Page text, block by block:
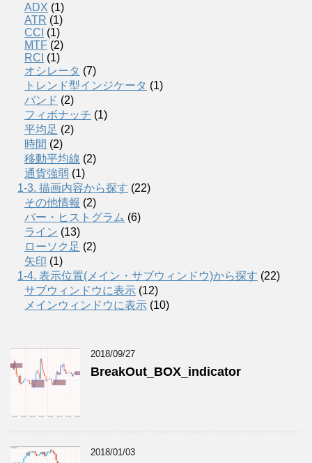
ADX (1)
ATR (1)
CCI (1)
MTF (2)
RCI (1)
オシレータ (7)
トレンド型インジケータ (1)
バンド (2)
フィボナッチ (1)
平均足 (2)
時間 (2)
移動平均線 (2)
通貨強弱 (1)
1-3. 描画内容から探す (22)
その他情報 (2)
バー・ヒストグラム (6)
ライン (13)
ローソク足 (2)
矢印 (1)
1-4. 表示位置(メイン・サブウィンドウ)から探す (22)
サブウィンドウに表示 (12)
メインウィンドウに表示 (10)
2018/09/27
BreakOut_BOX_indicator
2018/01/03